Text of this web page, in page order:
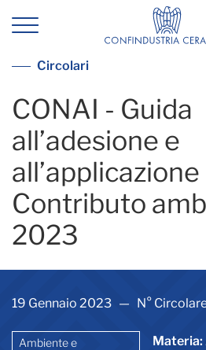
CONAI - Guida
Vedi tutte le circolari
Circolari
CONAI - Guida
all’adesione e
all’applicazione
Contributo
2023
19 Gennaio 2023 — N°
Ambiente e
Materia: